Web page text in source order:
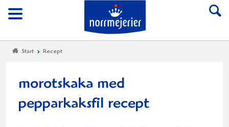
Meny
Till Norrmejerier
Start Recept
morotskaka med
pepparkaksfil recept